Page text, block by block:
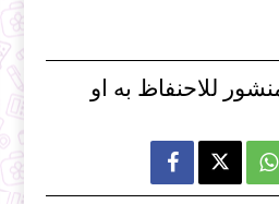
للاحنفاظ به او
 